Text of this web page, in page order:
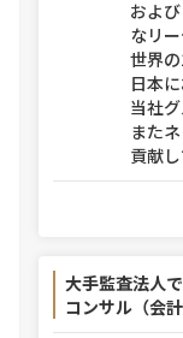
およ
なリ
世界
日本
当社
また
貢献し
大手監査法人
コンサル（会計